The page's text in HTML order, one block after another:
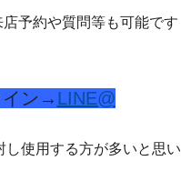
予約や質問等も可能です
イン→ LINE@
使用する方が多いと思い